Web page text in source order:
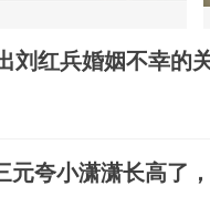
刘红兵婚姻不幸的
元夸小潇潇长高了